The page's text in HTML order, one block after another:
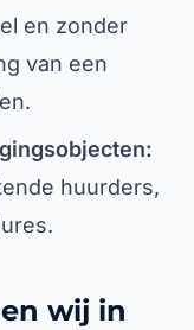
en zonder
van een
huurders,
wij in